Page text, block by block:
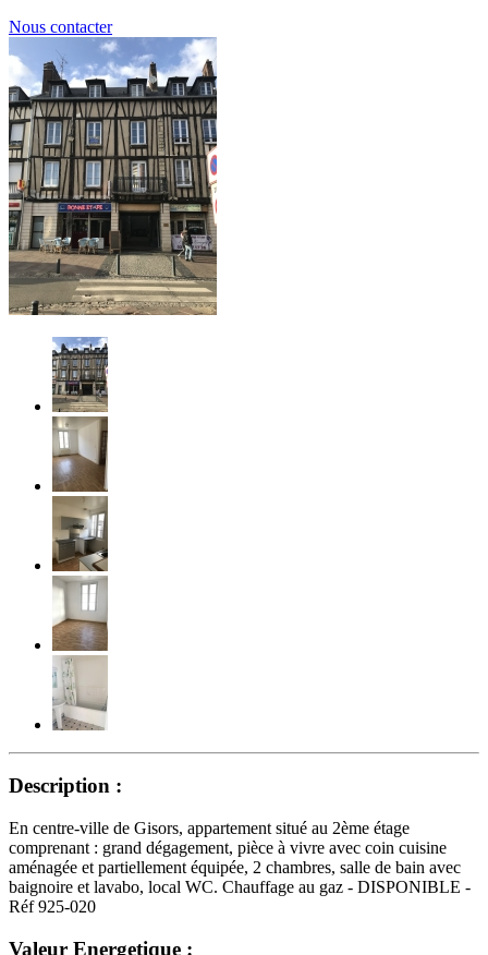
Nous contacter
Description :
En centre-ville de Gisors, appartement situé au 2ème étage
comprenant : grand dégagement, pièce à vivre avec coin cuisine
aménagée et partiellement équipée, 2 chambres, salle de bain avec
baignoire et lavabo, local WC. Chauffage au gaz - DISPONIBLE -
Réf 925-020
Valeur Energetique :